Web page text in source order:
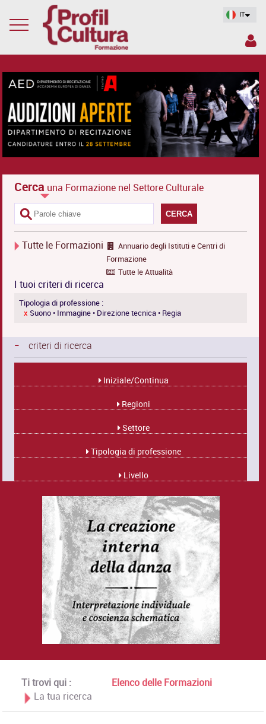
IT
Cerca una Formazione nel Settore Culturale
CERCA
Tutte le Formazioni
Annuario degli Istituti e Centri di
Formazione
Tutte le Attualità
I tuoi criteri di ricerca
Tipologia di professione :
x Suono • Immagine • Direzione tecnica • Regia
- criteri di ricerca
Iniziale/Continua
Regioni
Settore
Tipologia di professione
Livello
Ti trovi qui :
Elenco delle Formazioni
La tua ricerca